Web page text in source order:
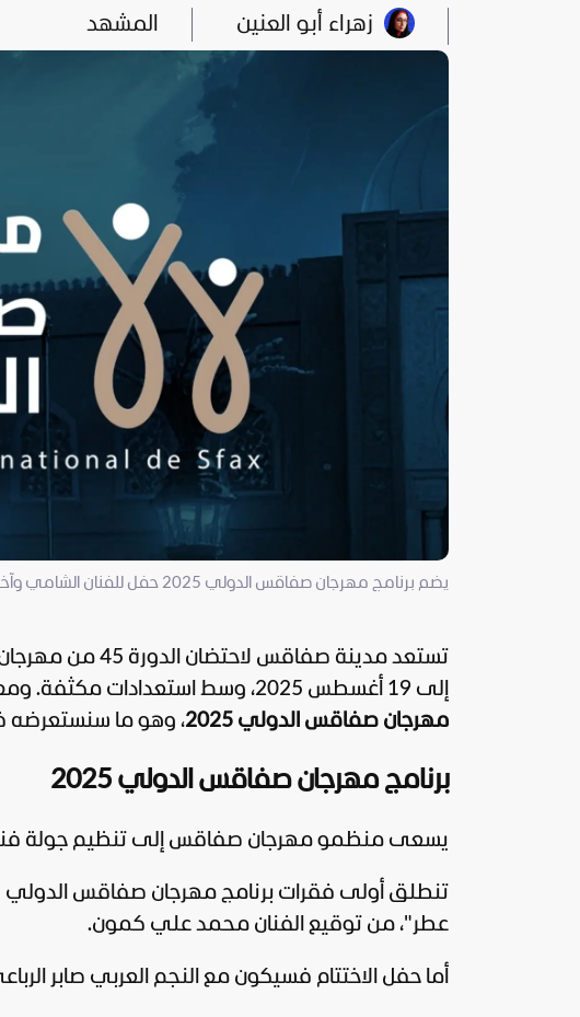
زهراء أبو العنين المشهد
يضم برنامج مهرجان صفاقس الدولي 2025 حفل للفنان الشامي وآخر للفنان صابر الرباعي (فيسبوك)
إلى 19 أغسطس 2025، وسط استعدادات مكثفة. ومع قرب موعد الانطلاق، تتزايد التساؤلات بشأن
مهرجان صفاقس الدولي 2025
، وهو ما سنستعرضه
برنامج مهرجان صفاقس الدولي 2025
يسعى منظمو مهرجان صفاقس إلى تنظيم جولة فنية
عطر"، من توقيع الفنان محمد علي كمون.
أما حفل الاختتام فسيكون مع النجم العربي صابر الرباعي يوم